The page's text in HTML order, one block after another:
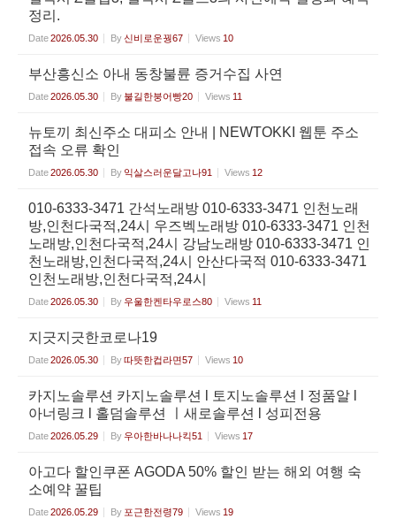
정리.
Date2026.05.30 By신비로운꿩67 Views 10
부산흥신소 아내 동창불륜 증거수집 사연
Date2026.05.30 By불길한붕어빵20 Views 11
뉴토끼 최신주소 대피소 안내 | NEWTOKKI 웹툰 주소
접속 오류 확인
Date2026.05.30 By 익살스러운달고나91 Views 12
010-6333-3471 간석노래방 010-6333-3471 인천노래
방,인천다국적,24시 우즈벡노래방 010-6333-3471 인천
노래방,인천다국적,24시 강남노래방 010-6333-3471 인
천노래방,인천다국적,24시 안산다국적 010-6333-3471
인천노래방,인천다국적,24시
Date2026.05.30 By우울한켄타우로스80 Views 11
지긋지긋한코로나19
Date2026.05.30 By따뜻한컵라면57 Views 10
카지노솔루션 카지노솔루션 l 토지노솔루션 l 정품알 l
아너링크 l 홀덤솔루션 ㅣ새로솔루션 l 성피전용
Date2026.05.29 By우아한바나나킥51 Views 17
아고다 할인쿠폰 AGODA 50% 할인 받는 해외 여행 숙
소예약 꿀팁
Date2026.05.29 By 포근한전령79 Views 19